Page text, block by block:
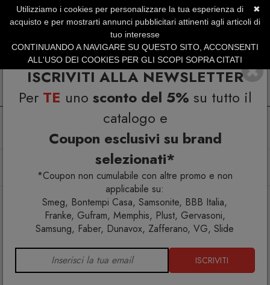
ISCRIVITI ALLA NEWSLETTER
Per TE uno sconto del 5% su tutto il
catalogo e
Coupon esclusivi su brand
selezionati*
*Coupon non cumulabile con altre promo e non
applicabile su:
Smeg, Bontempi Casa, Samsonite, BBB Italia,
Franke, Gufram, Memphis, Plust, Gervasoni,
Samsung, Faber, Dunavox, Zafferano, VG, Slide
ISCRIVITI
SERVIZIO CLIENTI +39.0773.470.562
SUMMER SALES | Fino al 40% di Sconto
Arredo interno
Chele Tavolino trapezioidale 48x46 H35
✖
Utilizziamo i cookies per personalizzare la tua esperienza di
acquisto e per mostrarti annunci pubblicitari attinenti agli articoli di
tuo interesse
CONTINUANDO A NAVIGARE SU QUESTO SITO, ACCONSENTI
ALL'USO DEI COOKIES PER GLI SCOPI SOPRA CITATI